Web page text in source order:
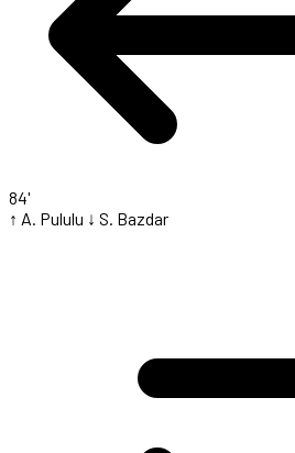
84'
↑ A. Pululu ↓ S. Bazdar